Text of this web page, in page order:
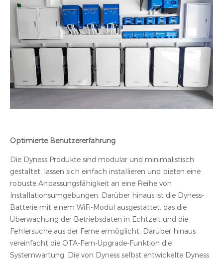
Optimierte Benutzererfahrung
Die Dyness Produkte sind modular und minimalistisch
gestaltet, lassen sich einfach installieren und bieten eine
robuste Anpassungsfähigkeit an eine Reihe von
Installationsumgebungen. Darüber hinaus ist die Dyness-
Batterie mit einem WiFi-Modul ausgestattet, das die
Überwachung der Betriebsdaten in Echtzeit und die
Fehlersuche aus der Ferne ermöglicht. Darüber hinaus
vereinfacht die OTA-Fern-Upgrade-Funktion die
Systemwartung. Die von Dyness selbst entwickelte Dyness